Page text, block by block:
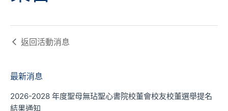
返回活動消息
最新消息
2026-2028 年度聖母無玷聖心書院校董會校友校董選舉提名
結果通知